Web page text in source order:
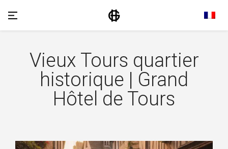
Vieux Tours quartier
historique | Grand
Hôtel de Tours